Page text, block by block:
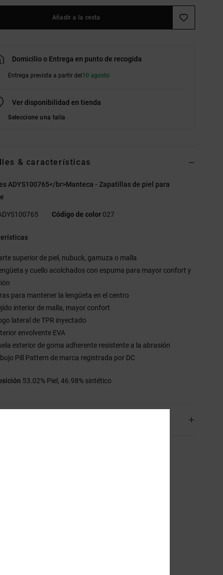
Añadir a la cesta
Domicilio o Entrega en punto de recogida
Entrega prevista a partir del 10 agosto
Ver disponibilidad en tienda
Seleccione una talla
& características
ADYS100765</br>Manteca - Zapatillas de piel para
Código de color 027
superior de piel, nubuck, gamuza o malla
y cuello acolchados con espuma para mayor confort y
para mantener la lengüeta en el centro
interior de malla, mayor confort
lateral de TPR inyectado
envolvente EVA
exterior de goma adherente resistente a la abrasión
Pill Pattern de marca registrada por DC
53.02% Piel, 46.98% sintético